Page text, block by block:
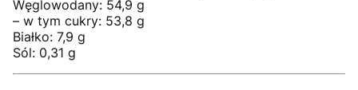
Węglowodany: 54,9 g
– w tym cukry: 53,8 g
Białko: 7,9 g
Sól: 0,31 g